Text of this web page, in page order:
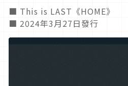
■ This is LAST《HOME》
■ 2024年3月27日發行